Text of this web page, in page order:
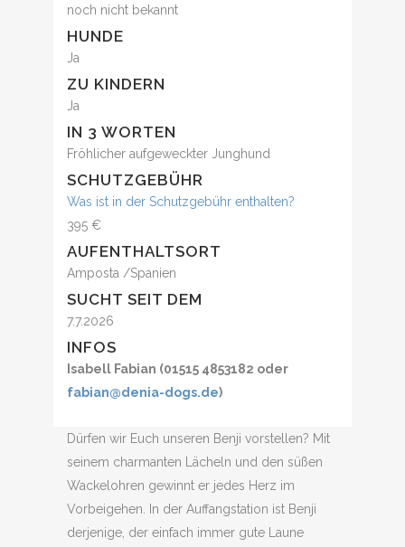
noch nicht bekannt
HUNDE
Ja
ZU KINDERN
Ja
IN 3 WORTEN
Fröhlicher aufgeweckter Junghund
SCHUTZGEBÜHR
Was ist in der Schutzgebühr enthalten?
395 €
AUFENTHALTSORT
Amposta /Spanien
SUCHT SEIT DEM
7.7.2026
INFOS
Isabell Fabian (01515 4853182 oder
fabian@denia-dogs.de)
Dürfen wir Euch unseren Benji vorstellen? Mit
seinem charmanten Lächeln und den süßen
Wackelohren gewinnt er jedes Herz im
Vorbeigehen. In der Auffangstation ist Benji
derjenige, der einfach immer gute Laune